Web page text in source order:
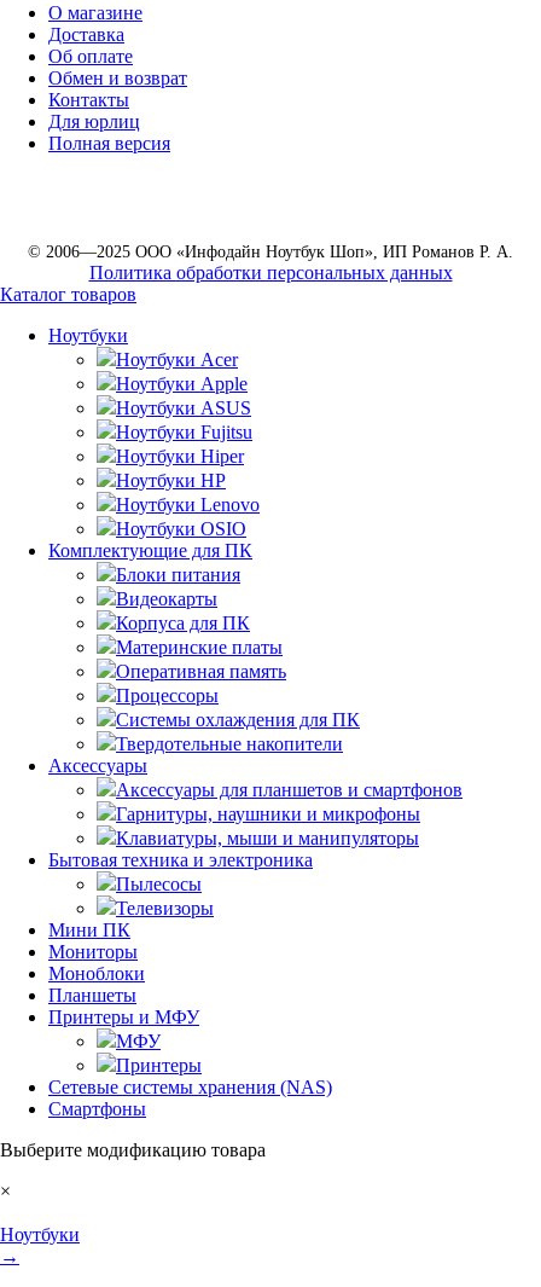
О магазине
Доставка
Об оплате
Обмен и возврат
Контакты
Для юрлиц
Полная версия
© 2006—2025 ООО «Инфодайн Ноутбук Шоп», ИП Романов Р. А.
Политика обработки персональных данных
Каталог товаров
Ноутбуки
Ноутбуки Acer
Ноутбуки Apple
Ноутбуки ASUS
Ноутбуки Fujitsu
Ноутбуки Hiper
Ноутбуки HP
Ноутбуки Lenovo
Ноутбуки OSIO
Комплектующие для ПК
Блоки питания
Видеокарты
Корпуса для ПК
Материнские платы
Оперативная память
Процессоры
Системы охлаждения для ПК
Твердотельные накопители
Аксессуары
Аксессуары для планшетов и смартфонов
Гарнитуры, наушники и микрофоны
Клавиатуры, мыши и манипуляторы
Бытовая техника и электроника
Пылесосы
Телевизоры
Мини ПК
Мониторы
Моноблоки
Планшеты
Принтеры и МФУ
МФУ
Принтеры
Сетевые системы хранения (NAS)
Смартфоны
Выберите модификацию товара
×
Ноутбуки
→